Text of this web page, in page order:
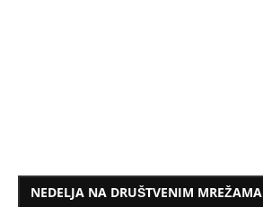
NEDELJA NA DRUŠTVENIM MREŽAMA